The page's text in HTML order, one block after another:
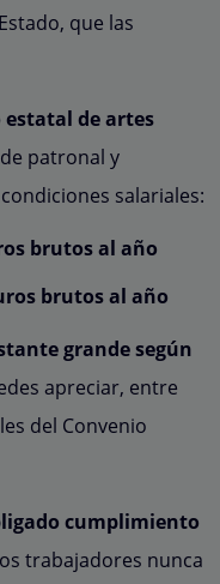
que las
estatal de artes
patronal y
salariales:
brutos al año
brutos al año
grande según
apreciar, entre
del Convenio
cumplimiento
trabajadores nunca